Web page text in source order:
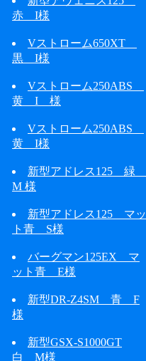
赤 I様
Vストローム650XT
黒 I様
Vストローム250ABS
黄 I 様
Vストローム250ABS
黄 I様
新型アドレス125 緑
M 様
新型アドレス125 マッ
ト青 S様
バーグマン125EX マ
ット青 E様
新型DR-Z4SM 青 F
様
新型GSX-S1000GT
白 M様